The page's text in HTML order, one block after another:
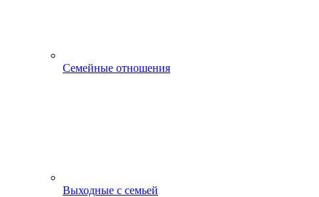
Семейные отношения
Выходные с семьей